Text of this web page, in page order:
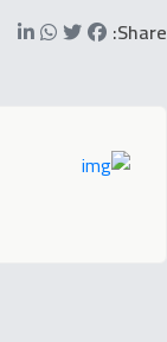
Share: